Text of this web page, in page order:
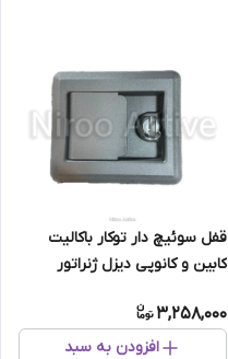
قفل سوئیچ دار توکار باکالیت
کابین و کانوپی دیزل ژنراتور
3,258,000
افزودن به سبد